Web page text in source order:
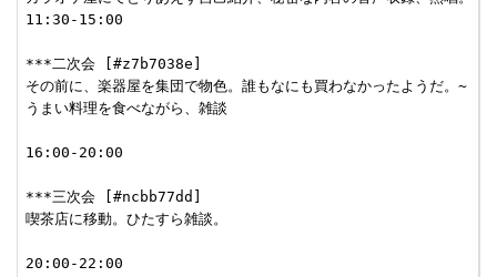
11:30-15:00
***二次会 [#z7b7038e]
その前に、楽器屋を集団で物色。誰もなにも買わなかったようだ。~
うまい料理を食べながら、雑談
16:00-20:00
***三次会 [#ncbb77dd]
喫茶店に移動。ひたすら雑談。
20:00-22:00